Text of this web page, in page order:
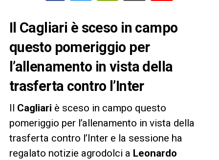
Il Cagliari è sceso in campo
questo pomeriggio per
l’allenamento in vista della
trasferta contro l’Inter
Cagliari è sceso in campo questo
pomeriggio per l’allenamento in vista della
trasferta contro l’Inter e la sessione ha
regalato notizie agrodolci a Leonardo